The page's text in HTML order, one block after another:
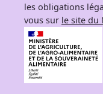
les obligations
vous sur le site du